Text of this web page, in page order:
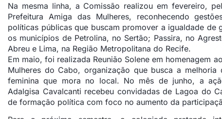
Na mesma linha, a Comissão realizou em fevereiro,
Prefeitura Amiga das Mulheres, reconhecendo
políticas públicas que buscam promover a igualdade de
os municípios de Petrolina, no Sertão; Passira, no
Abreu e Lima, na Região Metropolitana do Recife.
Em maio, foi realizada Reunião Solene em homenagem
Mulheres do Cabo, organização que busca a
feminina que mora no local. No mês de junho, a
Adalgisa Cavalcanti recebeu convidadas de Lagoa do
de formação política com foco no aumento da